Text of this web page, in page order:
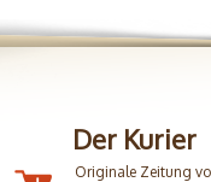
Der Kurier
Originale Zeitung